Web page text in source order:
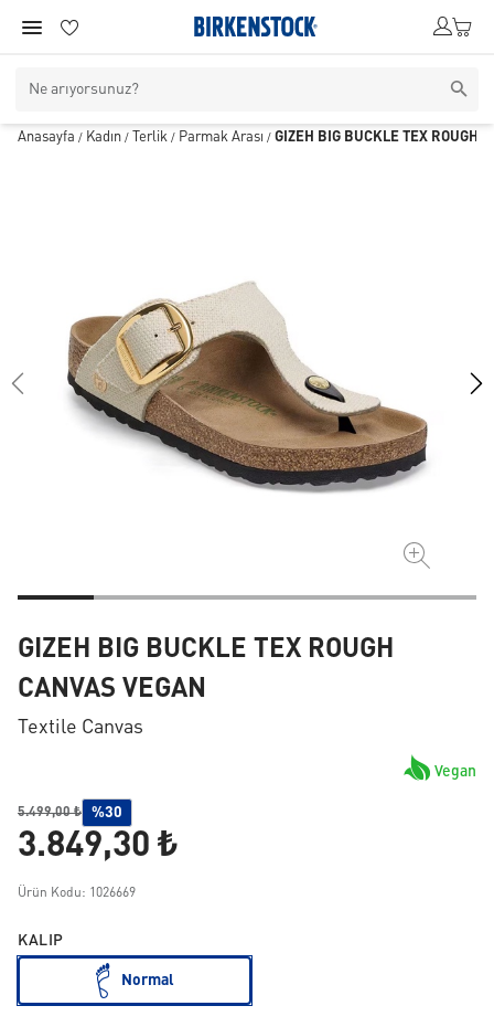
Anasayfa / Kadın / Terlik / Parmak Arası / GIZEH BIG BUCKLE TEX ROUGH
GIZEH BIG BUCKLE TEX ROUGH
CANVAS VEGAN
Textile Canvas
Vegan
5.499,00 ₺ %30
3.849,30 ₺
Ürün Kodu: 1026669
KALIP
Normal